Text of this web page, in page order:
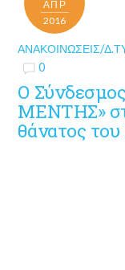
ΑΠΡ
2016
ΑΝΑΚΟΙΝΏΣΕΙΣ/
0
Ο
ΜΕΝΤΗΣ»
θάνατος